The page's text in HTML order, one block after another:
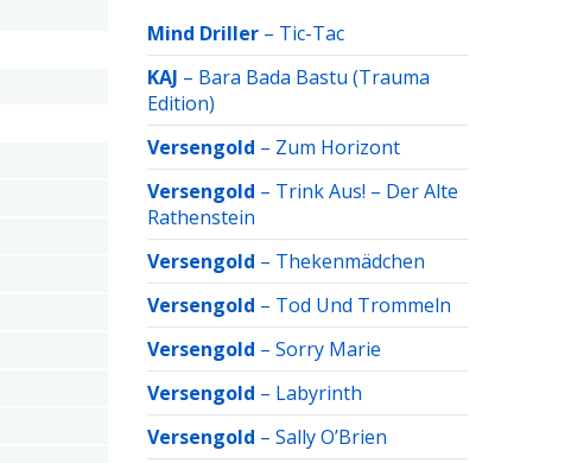
Mind Driller – Tic-Tac
KAJ – Bara Bada Bastu (Trauma
Edition)
Versengold – Zum Horizont
Versengold – Trink Aus! – Der Alte
Rathenstein
Versengold – Thekenmädchen
Versengold – Tod Und Trommeln
Versengold – Sorry Marie
Versengold – Labyrinth
Versengold – Sally O’Brien